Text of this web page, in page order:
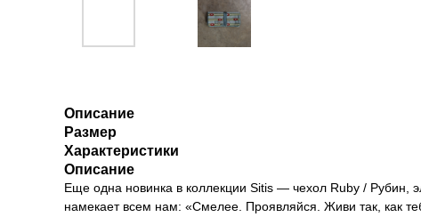
Описание
Размер
Характеристики
Описание
Еще одна новинка в коллекции Sitis — чехол Ruby / Рубин,
намекает всем нам: «Смелее. Проявляйся. Живи так, как